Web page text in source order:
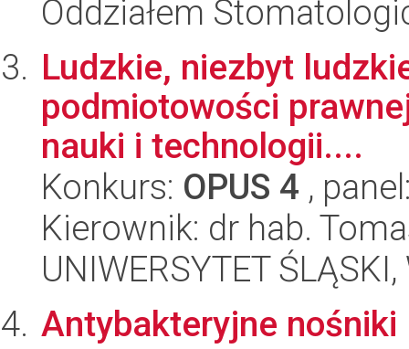
Oddziałem
Ludzkie, niezbyt
podmiotowości
nauki i technologii....
Konkurs: OPUS 4 ,
Kierownik: dr hab.
UNIWERSYTET
Antybakteryjne